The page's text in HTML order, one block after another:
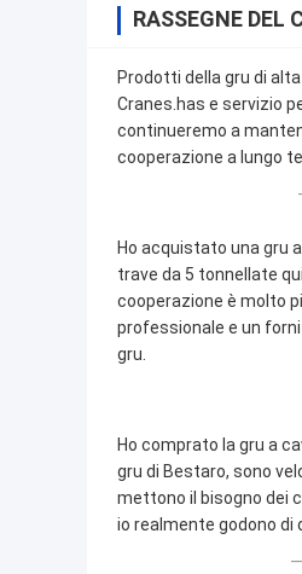
RASSEGNE DEL
Prodotti della gru di
Cranes.has e servizio
continueremo a
cooperazione a lungo
Ho acquistato una gru
trave da 5 tonnellate
cooperazione è molto
professionale e un
gru.
Ho comprato la gru a
gru di Bestaro, sono
mettono il bisogno dei
io realmente godono di